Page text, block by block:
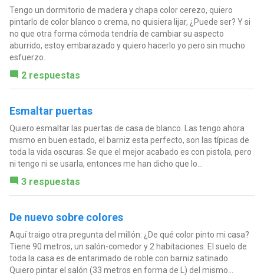
Tengo un dormitorio de madera y chapa color cerezo, quiero
pintarlo de color blanco o crema, no quisiera lijar, ¿Puede ser? Y si
no que otra forma cómoda tendría de cambiar su aspecto
aburrido, estoy embarazado y quiero hacerlo yo pero sin mucho
esfuerzo.
2 respuestas
Esmaltar puertas
Quiero esmaltar las puertas de casa de blanco. Las tengo ahora
mismo en buen estado, el barniz esta perfecto, son las típicas de
toda la vida oscuras. Se que el mejor acabado es con pistola, pero
ni tengo ni se usarla, entonces me han dicho que lo...
3 respuestas
De nuevo sobre colores
Aquí traigo otra pregunta del millón: ¿De qué color pinto mi casa?
Tiene 90 metros, un salón-comedor y 2 habitaciones. El suelo de
toda la casa es de entarimado de roble con barniz satinado.
Quiero pintar el salón (33 metros en forma de L) del mismo...